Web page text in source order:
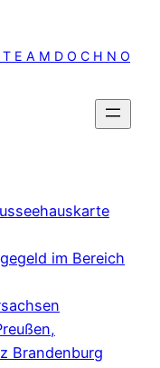
E A M D O C H N O
im Bereich
Brandenburg